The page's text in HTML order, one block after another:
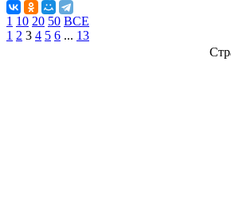
1 10 20 50 ВСЕ
1 2 3 4 5 6 ... 13